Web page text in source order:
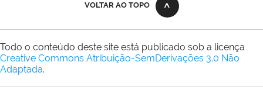
VOLTAR AO TOPO
Todo o conteúdo deste site está publicado sob a licença
Creative Commons Atribuição-SemDerivações 3.0 Não
Adaptada.